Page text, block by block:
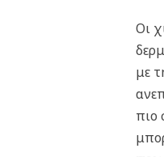
Οι
με
πιο